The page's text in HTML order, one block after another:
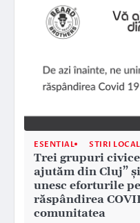
ESENTIAL STIRI
Trei grupuri
ajutăm din Cluj”
unesc eforturile
răspândirea
comunitatea